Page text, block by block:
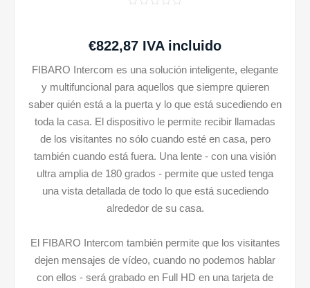
€822,87 IVA incluido
FIBARO Intercom es una solución inteligente, elegante
y multifuncional para aquellos que siempre quieren
saber quién está a la puerta y lo que está sucediendo en
toda la casa. El dispositivo le permite recibir llamadas
de los visitantes no sólo cuando esté en casa, pero
también cuando está fuera. Una lente - con una visión
ultra amplia de 180 grados - permite que usted tenga
una vista detallada de todo lo que está sucediendo
alrededor de su casa.
El FIBARO Intercom también permite que los visitantes
dejen mensajes de vídeo, cuando no podemos hablar
con ellos - será grabado en Full HD en una tarjeta de